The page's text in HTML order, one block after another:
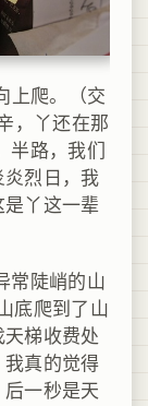
上爬。（交
，丫还在那
路，我们
烈日，我
丫这一辈
常陡峭的山
底爬到了山
梯收费处
真的觉得
一秒是天